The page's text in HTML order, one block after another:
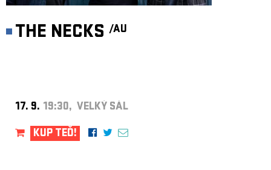
THE NECKS /AU
17. 9. 19:30, VELKÝ SÁL
KUP TEĎ!